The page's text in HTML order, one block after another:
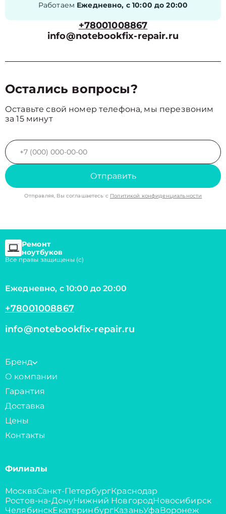
Работаем Ежедневно, с 10:00 до 20:00
+78001008867
info@notebookfix-repair.ru
Остались вопросы?
Оставьте свой номер телефона, мы перезвоним
за 15 минут
Отправить
Отправляя, Вы соглашаетесь с Политикой конфиденциальности
Ремонт
ноутбуков
Все правы защищены (с)
Ежедневно, с 10:00 до 20:00
+78001008867
info@notebookfix-repair.ru
Бренд
О компании
Гарантия
Доставка
Цены
Контакты
Филиалы
МоскваСанкт-ПетербургКраснодар
Ростов-на-ДонуНижний НовгородНовосибирск
ЧелябинскЕкатеринбургКазаньУфаВоронеж